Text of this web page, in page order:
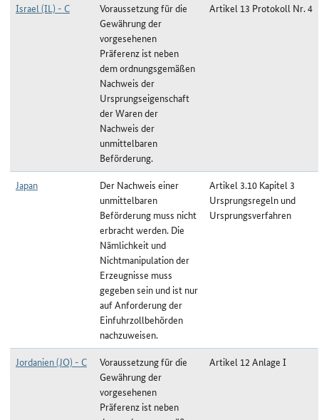
Israel (IL) - C
Voraussetzung für die
Gewährung der
vorgesehenen
Präferenz ist neben
dem ordnungsgemäßen
Nachweis der
Ursprungseigenschaft
der Waren der
Nachweis der
unmittelbaren
Beförderung.
Artikel 13 Protokoll Nr. 4
Japan
Der Nachweis einer
unmittelbaren
Beförderung muss nicht
erbracht werden. Die
Nämlichkeit und
Nichtmanipulation der
Erzeugnisse muss
gegeben sein und ist nur
auf Anforderung der
Einfuhrzollbehörden
nachzuweisen.
Artikel 3.10 Kapitel 3
Ursprungsregeln und
Ursprungsverfahren
Jordanien (JO) - C
Voraussetzung für die
Gewährung der
vorgesehenen
Präferenz ist neben
Artikel 12 Anlage I